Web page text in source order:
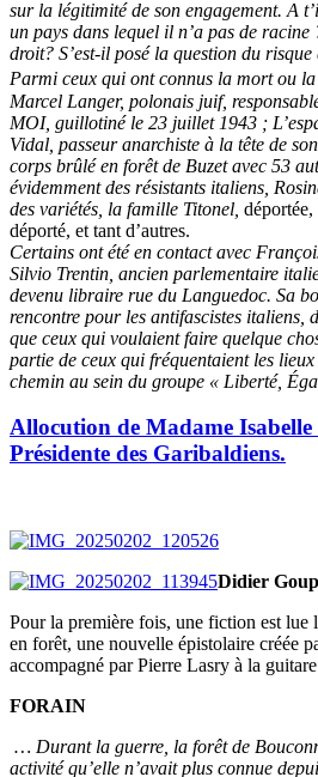
sur la légitimité de son engagement. A
un pays dans lequel il n’a pas de
droit? S’est-il posé la question du risque
Parmi ceux qui ont connus la mort ou
Marcel Langer, polonais juif,
MOI, guillotiné le 23 juillet 1943 ;
Vidal, passeur anarchiste à la tête de
corps brûlé en forêt de Buzet avec 53
évidemment des résistants italiens,
des variétés, la famille Titonel,
déporté, et tant d’autres.
Certains ont été en contact avec
Silvio Trentin, ancien parlementaire
devenu libraire rue du Languedoc. Sa
rencontre pour les antifascistes italiens,
que ceux qui voulaient faire quelque
partie de ceux qui fréquentaient les
chemin au sein du groupe « Liberté,
Allocution de Madame
Présidente des Garibaldiens.
Didier
Pour la première fois, une fiction est lue
en forêt, une nouvelle épistolaire créée
accompagné par Pierre Lasry à la
FORAIN
… Durant la guerre, la forêt de
activité qu’elle n’avait plus connue